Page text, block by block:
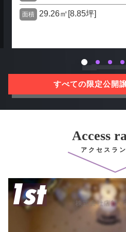
面積 29.26㎡[8.85坪]
すべての限定公開
Access
アクセスラ